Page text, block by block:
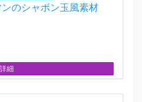
のシャボン玉風素材
詳細